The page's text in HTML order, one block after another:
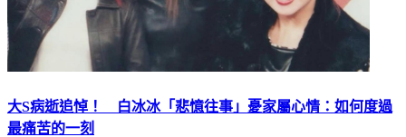
大S病逝追悼！ 白冰冰「悲憶往事」憂家屬心情：如何度過
最痛苦的一刻